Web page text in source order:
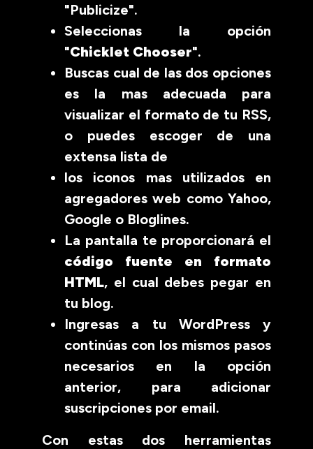
"Publicize".
Seleccionas la opción
"Chicklet Chooser".
Buscas cual de las dos opciones
es la mas adecuada para
visualizar el formato de tu RSS,
o puedes escoger de una
extensa lista de
los iconos mas utilizados en
agregadores web como Yahoo,
Google o Bloglines.
La pantalla te proporcionará el
código fuente en formato
HTML, el cual debes pegar en
tu blog.
Ingresas a tu WordPress y
continúas con los mismos pasos
necesarios en la opción
anterior, para adicionar
suscripciones por email.
Con estas dos herramientas